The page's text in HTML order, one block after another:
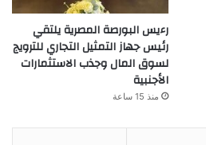
رءيس البورصة المصرية يلتقي
رئيس جهاز التمثيل التجاري للترويج
لسوق المال وجذب الاستثمارات
الأجنبية
منذ 15 ساعة